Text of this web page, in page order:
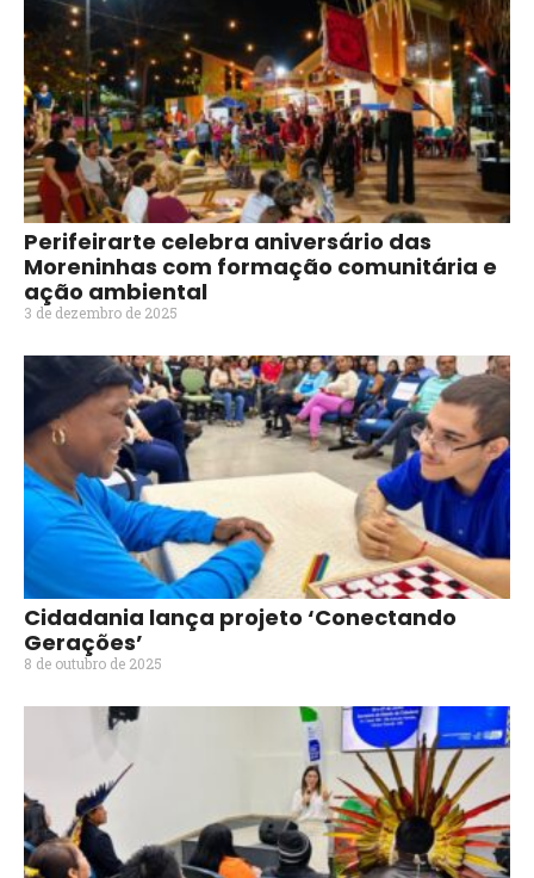
Perifeirarte celebra aniversário das
Moreninhas com formação comunitária e
ação ambiental
3 de dezembro de 2025
Cidadania lança projeto ‘Conectando
Gerações’
8 de outubro de 2025